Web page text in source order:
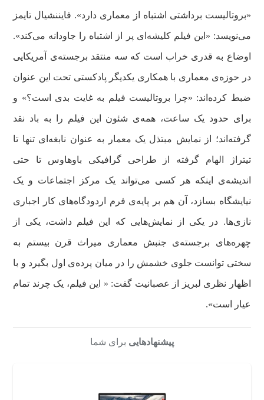
«بروتالیست برداشتی اشتباه از معماری دارد». فایننشیال تایمز
می‌نویسد: «این فیلم کلیشه‌ای پر از اشتباه را جاودانه می‌کند».
اوضاع به قدری خراب است که سه منتقد برجسته‌ی آمریکایی
در حوزه‌ی معماری با همکاری یکدیگر پادکستی تحت این عنوان
ضبط کرده‌اند: «چرا بروتالیست فیلم به غایت بدی است؟» و
برای حدود یک ساعت، همه‌ی شئون این فیلم را به باد نقد
گرفته‌اند؛ از نمایش مبتذل یک معمار به عنوان نابغه‌ای تنها تا
تیتراژ الهام گرفته از طراحی گرافیکی باوهاوس تا حتی
اندیشه‌ی اینکه هر کسی می‌تواند یک مرکز اجتماعات و یک
نیایشگاه بسازد، آن هم بر پایه‌ی فرم اردودگاه‌های کار اجباری
نازی‌ها. در یکی از نمایش‌هایی که این فیلم داشت، یکی از
چهره‌های برجسته‌ی جنبش معماری میراث قرن بیستم به
سختی توانست جلوی خشمش را در میان پرده‌ی اول بگیرد و با
اظهار نظری لبریز از عصبانیت گفت: « این فیلم، یک چرند تمام
عیار است».
پیشنهادهایی برای شما